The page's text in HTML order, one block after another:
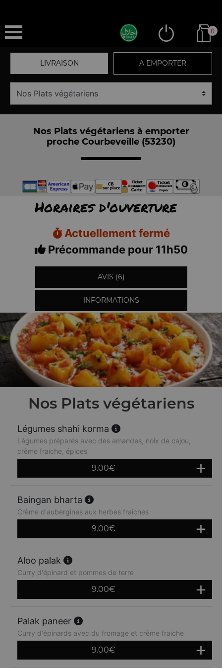
0
LIVRAISON A EMPORTER
Nos Plats végétariens à emporter
proche Courbeveille (53230)
Horaires d'ouverture
Actuellement fermé
Précommande pour 11h50
AVIS (6)
INFORMATIONS
Nos Plats végétariens
Légumes shahi korma
Légumes préparés avec des amandes, noix de cajou,
crème fraiche, épices
9.00€
Baingan bharta
Crème d'aubergines aux herbes fraiches
9.00€
Aloo palak
Curry d'épinard et pommes de terre
9.00€
Palak paneer
Curry d'épinards avec du fromage et crème fraiche
9.00€